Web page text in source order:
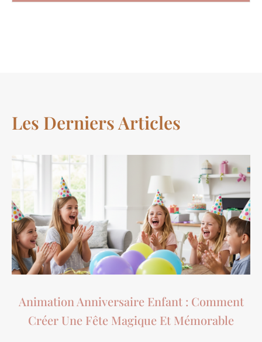
Les Derniers Articles
Animation Anniversaire Enfant : Comment
Créer Une Fête Magique Et Mémorable